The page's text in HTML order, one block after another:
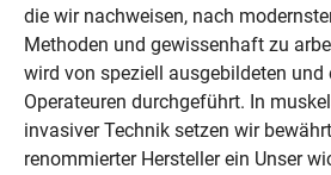
die wir nachweisen, nach
Methoden und gewissenhaft zu
wird von speziell ausgebildeten und
Operateuren durchgeführt. In
invasiver Technik setzen wir
renommierter Hersteller ein Unser